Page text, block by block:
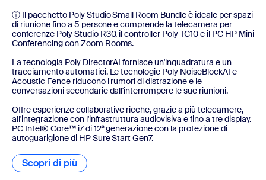
ⓘ Il pacchetto Poly Studio Small Room Bundle è ideale per spazi
di riunione fino a 5 persone e comprende la telecamera per
conferenze Poly Studio R30, il controller Poly TC10 e il PC HP Mini
Conferencing con Zoom Rooms.
La tecnologia Poly DirectorAI fornisce un'inquadratura e un
tracciamento automatici. Le tecnologie Poly NoiseBlockAI e
Acoustic Fence riducono i rumori di distrazione e le
conversazioni secondarie dall'interrompere le sue riunioni.
Offre esperienze collaborative ricche, grazie a più telecamere,
all'integrazione con l'infrastruttura audiovisiva e fino a tre display.
PC Intel® Core™ i7 di 12ª generazione con la protezione di
autoguarigione di HP Sure Start Gen7.
Scopri di più Scopri di più